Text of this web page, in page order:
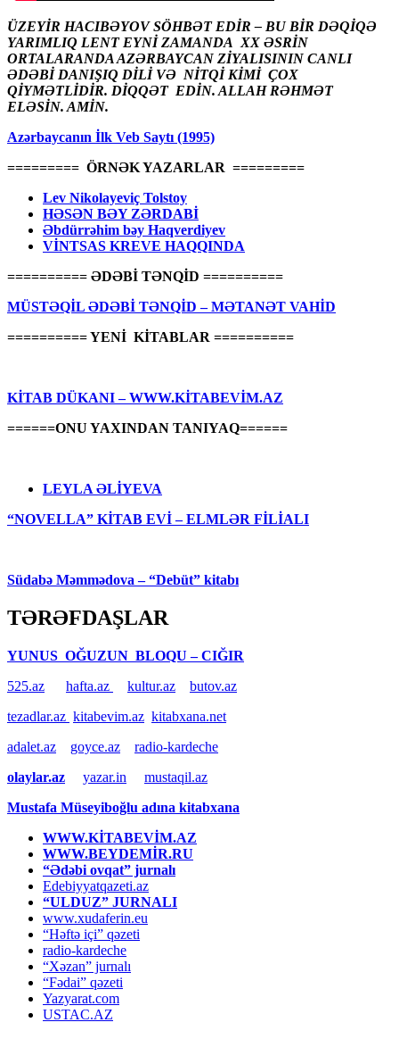
ÜZEYİR HACIBƏYOV SÖHBƏT EDİR – BU BİR DƏQİQƏ
YARIMLIQ LENT EYNİ ZAMANDA XX ƏSRİN
ORTALARANDA AZƏRBAYCAN ZİYALISININ CANLI
ƏDƏBİ DANIŞIQ DİLİ VƏ NİTQİ KİMİ ÇOX
QİYMƏTLİDİR. DİQQƏT EDİN. ALLAH RƏHMƏT
ELƏSİN. AMİN.
Azərbaycanın İlk Veb Saytı (1995)
========= ÖRNƏK YAZARLAR =========
Lev Nikolayeviç Tolstoy
HƏSƏN BƏY ZƏRDABİ
Əbdürrəhim bəy Haqverdiyev
VİNTSAS KREVE HAQQINDA
========== ƏDƏBİ TƏNQİD ==========
MÜSTƏQİL ƏDƏBİ TƏNQİD – MƏTANƏT VAHİD
========== YENİ KİTABLAR ==========
KİTAB DÜKANI – WWW.KİTABEVİM.AZ
======ONU YAXINDAN TANIYAQ======
LEYLA ƏLİYEVA
“NOVELLA” KİTAB EVİ – ELMLƏR FİLİALI
Südabə Məmmədova – “Debüt” kitabı
TƏRƏFDAŞLAR
YUNUS OĞUZUN BLOQU – CIĞIR
525.az
hafta.az kultur.az
butov.az
tezadlar.az kitabevim.az kitabxana.net
adalet.az
goyce.az
radio-kardeche
olaylar.az
yazar.in
mustaqil.az
Mustafa Müseyiboğlu adına kitabxana
WWW.KİTABEVİM.AZ
WWW.BEYDEMİR.RU
“Ədəbi ovqat” jurnalı
Edebiyyatqazeti.az
“ULDUZ” JURNALI
www.xudaferin.eu
“Həftə içi” qəzeti
radio-kardeche
“Xəzan” jurnalı
“Fədai” qəzeti
Yazyarat.com
USTAC.AZ